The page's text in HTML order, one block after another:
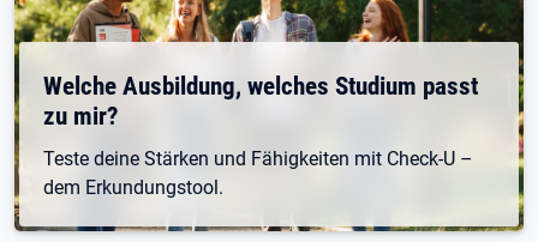
Welche Ausbildung, welches Studium passt
zu mir?
Teste deine Stärken und Fähigkeiten mit Check-U –
dem Erkundungstool.